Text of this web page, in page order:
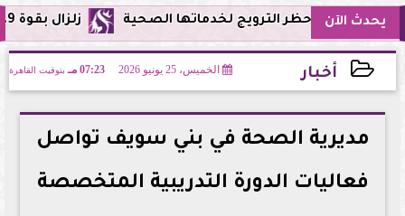
يحدث الآن زلزال بقوة 5.9 ريختر يشعر به سكان القاهرة وعدة محافظات.. مركزه شرق البحر المتوسط مصر وحظر الترويج لخدماتها الصحية
أخبار الخميس، 25 يونيو 2026 07:23 مـ بتوقيت القاهرة
2026-06-25 19:23:42
مديرية الصحة في بني سويف تواصل
فعاليات الدورة التدريبية المتخصصة